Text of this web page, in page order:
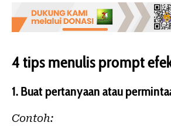
4 tips menulis prompt
1.Buat pertanyaan atau
Contoh: